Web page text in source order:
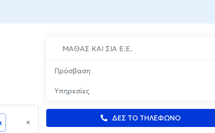
ΜΑΘΑΣ ΚΑΙ ΣΙΑ Ε.Ε.
Πρόσβαση
Υπηρεσίες
ΔΕΣ ΤΟ ΤΗΛΕΦΩΝΟ